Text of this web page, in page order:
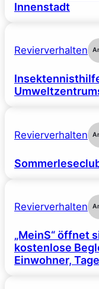
Innenstadt
Revierverhalten
Revierverhalten
Revierverhalten
„MeinS“ öffnet
kostenlose
Einwohner,